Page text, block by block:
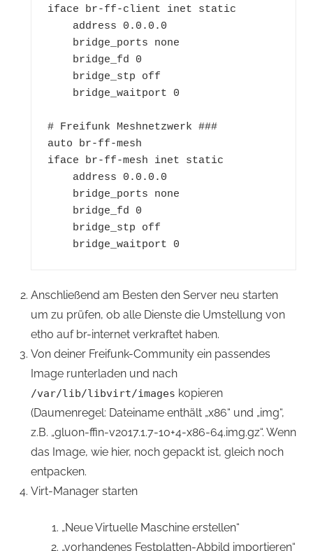
iface br-ff-client inet static
    address 0.0.0.0
    bridge_ports none
    bridge_fd 0
    bridge_stp off
    bridge_waitport 0
# Freifunk Meshnetzwerk ###
auto br-ff-mesh
iface br-ff-mesh inet static
    address 0.0.0.0
    bridge_ports none
    bridge_fd 0
    bridge_stp off
    bridge_waitport 0
Anschließend am Besten den Server neu starten
um zu prüfen, ob alle Dienste die Umstellung von
eth0 auf br-internet verkraftet haben.
Von deiner Freifunk-Community ein passendes
Image runterladen und nach
/var/lib/libvirt/images kopieren
(Daumenregel: Dateiname enthält „x86“ und „img“,
z.B. „gluon-ffin-v2017.1.7-10+4-x86-64.img.gz“. Wenn
das Image, wie hier, noch gepackt ist, gleich noch
entpacken.
Virt-Manager starten
„Neue Virtuelle Maschine erstellen“
„vorhandenes Festplatten-Abbild importieren“